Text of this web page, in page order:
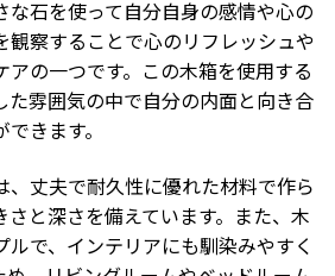
な石を使って自分自身の感情や心の
観察することで心のリフレッシュや
アの一つです。この木箱を使用する
た雰囲気の中で自分の内面と向き合
きます。
、丈夫で耐久性に優れた材料で作ら
さと深さを備えています。また、木
ルで、インテリアにも馴染みやすく